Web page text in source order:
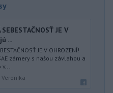
SEBESTAČNOSŤ JE V
...
JE V OHROZENÍ!
zámery s našou závlahou a
v...
Veronika